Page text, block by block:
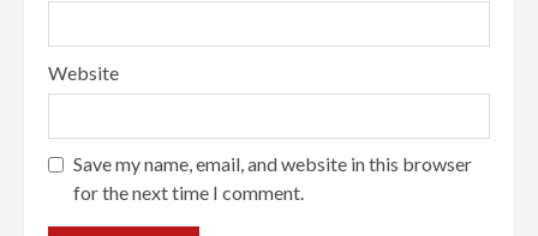
Website
Save my name, email, and website in this browser
for the next time I comment.